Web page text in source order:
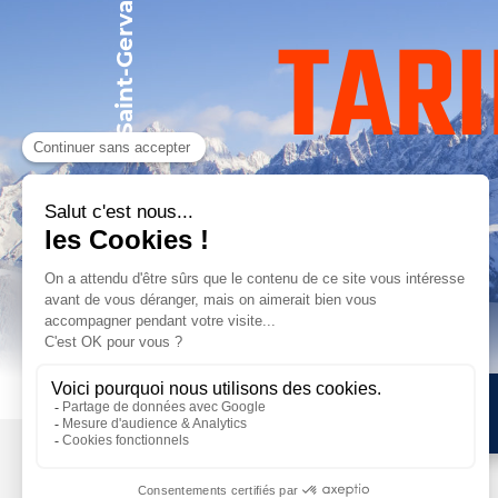
Évasion mont blanc
Forfaits piéton
Assurance ski
Club fidélité